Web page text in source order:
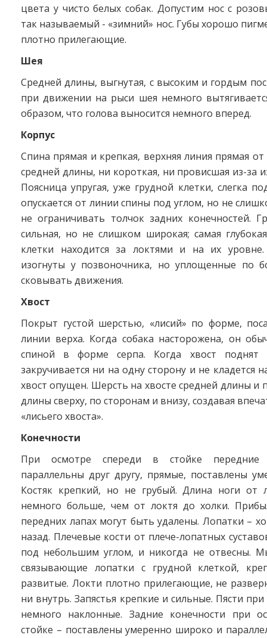
цвета у чисто белых собак. Допустим нос с
так называемый - «зимний» нос. Губы хорошо
плотно прилегающие.
Шея
Средней длины, выгнутая, с высоким и гордым
при движении на рыси шея немного
образом, что голова выносится немного вперед.
Корпус
Спина прямая и крепкая, верхняя линия прямая
средней длины, ни короткая, ни провисшая из-за
Поясница упругая, уже грудной клетки, слегка
опускается от линии спины под углом, но не
не ограничивать толчок задних конечностей.
сильная, но не слишком широкая; самая
клетки находится за локтями и на их
изогнуты у позвоночника, но уплощенные по
сковывать движения.
Хвост
Покрыт густой шерстью, «лисий» по форме,
линии верха. Когда собака насторожена, он
спиной в форме серпа. Когда хвост
закручивается ни на одну сторону и не кладется
хвост опущен. Шерсть на хвосте средней длины и
длины сверху, по сторонам и внизу, создавая
«лисьего хвоста».
Конечности
При осмотре спереди в стойке передние
параллельны друг другу, прямые, поставлены
Костяк крепкий, но не грубый. Длина ноги от
немного больше, чем от локтя до холки.
передних лапах могут быть удалены. Лопатки –
назад. Плечевые кости от плече-лопатных
под небольшим углом, и никогда не отвесны.
связывающие лопатки с грудной клеткой,
развитые. Локти плотно прилегающие, не
ни внутрь. Запястья крепкие и сильные. Пясти
немного наклонные. Задние конечности при
стойке – поставлены умеренно широко и